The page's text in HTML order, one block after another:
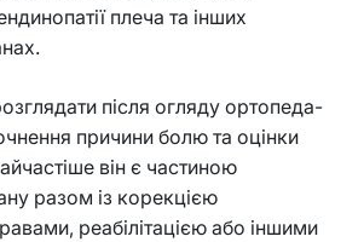
плеча та інших
після огляду ортопеда-
причини болю та оцінки
він є частиною
разом із корекцією
реабілітацією або іншими